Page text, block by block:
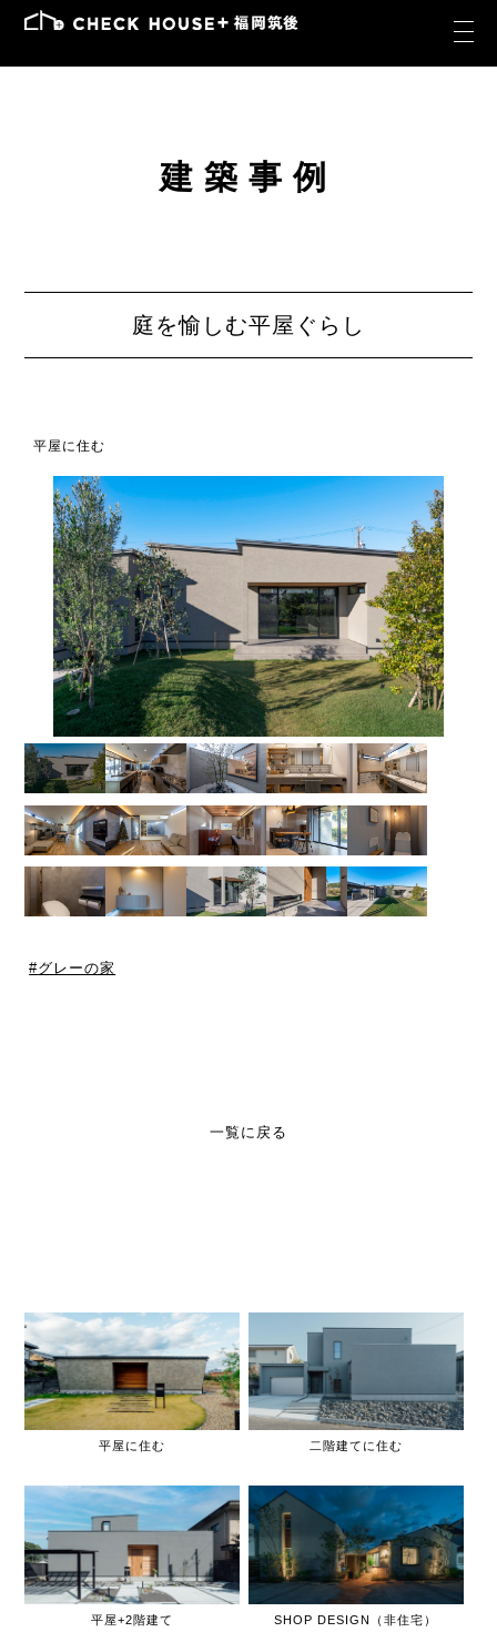
建築事例
庭を愉しむ平屋ぐらし
平屋に住む
グレーの家
一覧に戻る
平屋に住む 二階建てに住む
平屋+2階建て SHOP DESIGN（非住宅）